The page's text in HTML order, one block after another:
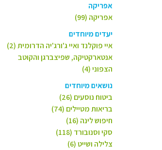
אפריקה
אפריקה (99)
יעדים מיוחדים
איי פוקלנד ואיי ג'ורג'יה הדרומית (2)
אנטארקטיקה, שפיצברגן והקוטב
הצפוני (4)
נושאים מיוחדים
ביטוח נוסעים (26)
בריאות מטיילים (74)
חיפוש לינה (16)
סקי וסנובורד (118)
צלילה ושייט (6)